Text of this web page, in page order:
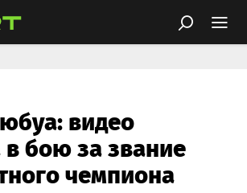
видео
в бою за звание
чемпиона